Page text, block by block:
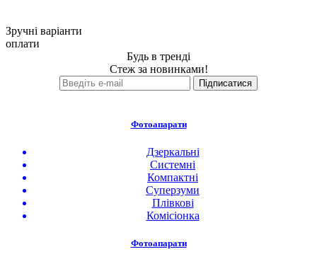
Зручні варіанти
оплати
Будь в тренді
Стеж за новинками!
Фотоапарати
Дзеркальні
Системні
Компактні
Суперзуми
Плівкові
Комісіонка
Фотоапарати